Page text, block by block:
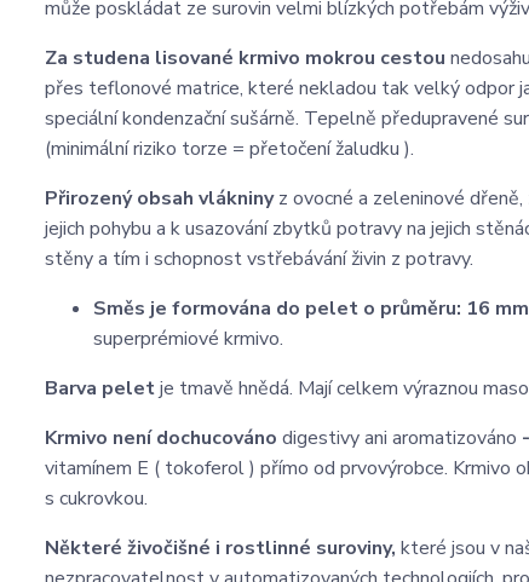
může poskládat ze surovin velmi blízkých potřebám
Za studena lisované krmivo mokrou cestou
přes teflonové matrice, které nekladou tak velký odpor
speciální kondenzační sušárně. Tepelně předupravené
(minimální riziko torze = přetočení žaludku ).
Přirozený obsah vlákninyz ovocné a zeleninové
jejich pohybu a k usazování zbytků potravy na jejich
stěny a tím i schopnost vstřebávání živin z potravy.
Směs je formována do pelet o průměru: 16 mm
superprémiové krmivo.
Barva peletje tmavě hnědá. Mají celkem výraznou
Krmivo není dochucováno digestivy ani aromatizováno -
vitamínem E ( tokoferol ) přímo od prvovýrobce. Krmivo
s cukrovkou.
Některé živočišné i rostlinné suroviny, které jsou v